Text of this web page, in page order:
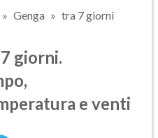
Genga tra 7 giorni
giorni.
e venti